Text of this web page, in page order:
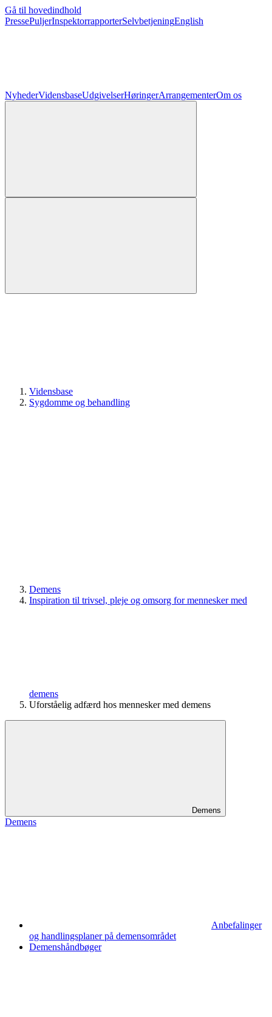
Gå til hovedindhold
PressePuljerInspektorrapporterSelvbetjeningEnglish
NyhederVidensbaseUdgivelserHøringerArrangementerOm os
Vidensbase
Sygdomme og behandling
Demens
Inspiration til trivsel, pleje og omsorg for mennesker med
demens
Uforståelig adfærd hos mennesker med demens
Demens
Demens
Anbefalinger
og handlingsplaner på demensområdet
Demenshåndbøger